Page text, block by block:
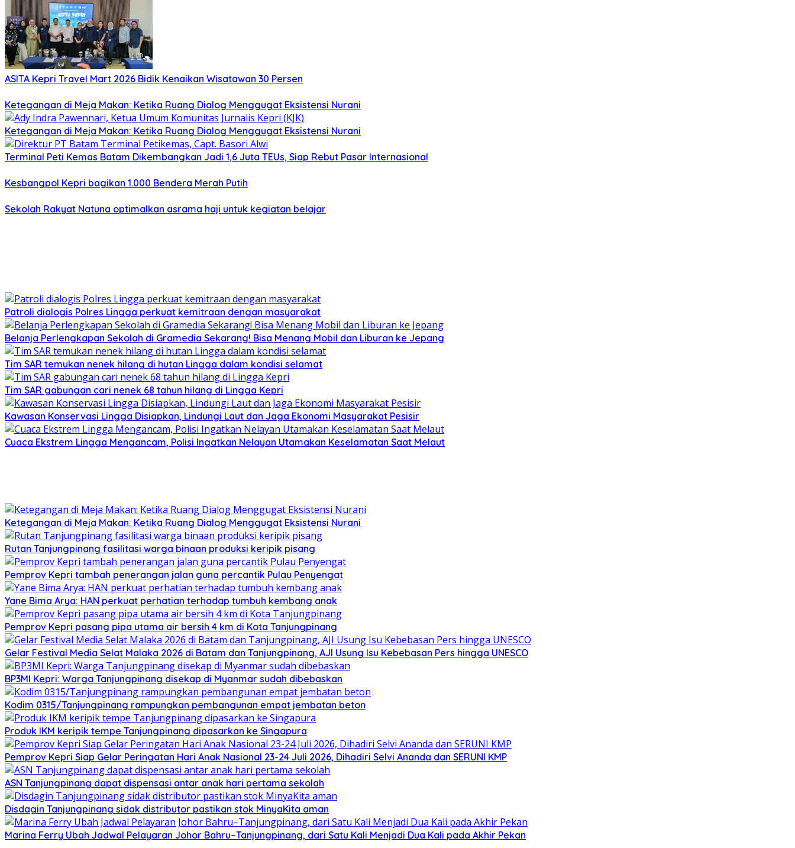
ASITA Kepri Travel Mart 2026 Bidik Kenaikan Wisatawan 30 Persen
Ketegangan di Meja Makan: Ketika Ruang Dialog Menggugat Eksistensi Nurani
Ketegangan di Meja Makan: Ketika Ruang Dialog Menggugat Eksistensi Nurani
Terminal Peti Kemas Batam Dikembangkan Jadi 1,6 Juta TEUs, Siap Rebut Pasar Internasional
Kesbangpol Kepri bagikan 1.000 Bendera Merah Putih
Sekolah Rakyat Natuna optimalkan asrama haji untuk kegiatan belajar
Patroli dialogis Polres Lingga perkuat kemitraan dengan masyarakat
Belanja Perlengkapan Sekolah di Gramedia Sekarang! Bisa Menang Mobil dan Liburan ke Jepang
Tim SAR temukan nenek hilang di hutan Lingga dalam kondisi selamat
Tim SAR gabungan cari nenek 68 tahun hilang di Lingga Kepri
Kawasan Konservasi Lingga Disiapkan, Lindungi Laut dan Jaga Ekonomi Masyarakat Pesisir
Cuaca Ekstrem Lingga Mengancam, Polisi Ingatkan Nelayan Utamakan Keselamatan Saat Melaut
Ketegangan di Meja Makan: Ketika Ruang Dialog Menggugat Eksistensi Nurani
Rutan Tanjungpinang fasilitasi warga binaan produksi keripik pisang
Pemprov Kepri tambah penerangan jalan guna percantik Pulau Penyengat
Yane Bima Arya: HAN perkuat perhatian terhadap tumbuh kembang anak
Pemprov Kepri pasang pipa utama air bersih 4 km di Kota Tanjungpinang
Gelar Festival Media Selat Malaka 2026 di Batam dan Tanjungpinang, AJI Usung Isu Kebebasan Pers hingga UNESCO
BP3MI Kepri: Warga Tanjungpinang disekap di Myanmar sudah dibebaskan
Kodim 0315/Tanjungpinang rampungkan pembangunan empat jembatan beton
Produk IKM keripik tempe Tanjungpinang dipasarkan ke Singapura
Pemprov Kepri Siap Gelar Peringatan Hari Anak Nasional 23-24 Juli 2026, Dihadiri Selvi Ananda dan SERUNI KMP
ASN Tanjungpinang dapat dispensasi antar anak hari pertama sekolah
Disdagin Tanjungpinang sidak distributor pastikan stok MinyaKita aman
Marina Ferry Ubah Jadwal Pelayaran Johor Bahru–Tanjungpinang, dari Satu Kali Menjadi Dua Kali pada Akhir Pekan